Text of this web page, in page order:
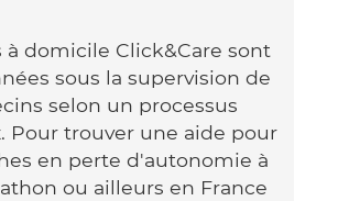
à domicile Click&Care sont
sous la supervision de
selon un processus
Pour trouver une aide pour
en perte d'autonomie à
ou ailleurs en France